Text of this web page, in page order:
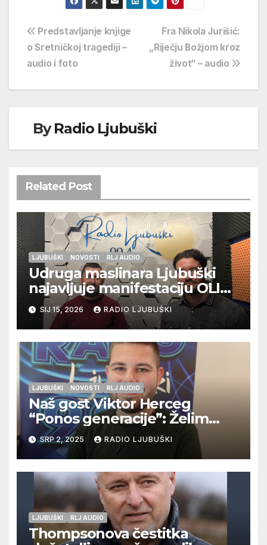
Navigacija
objava
Fra Nikola Jurišić:
„Riječju Božjom kroz
život“ – audio
Predstavljanje knjige
o Sretničkoj tragediji –
audio i foto
ByRadio Ljubuški
Related Post
LJUBUŠKI NOVOSTI RLJ AUDIO
Udruga maslinara Ljubuški
najavljuje manifestaciju OLIV-
ERA
SIJ 15, 2026 RADIO LJUBUŠKI
LJUBUŠKI NOVOSTI RLJ AUDIO
Naš gost Viktor Herceg
“Ponos generacije”: Želim
objaviti svoju zbirku pjesama!
SRP 2, 2025 RADIO LJUBUŠKI
LJUBUŠKI RLJ AUDIO
Thompsonova čestitka